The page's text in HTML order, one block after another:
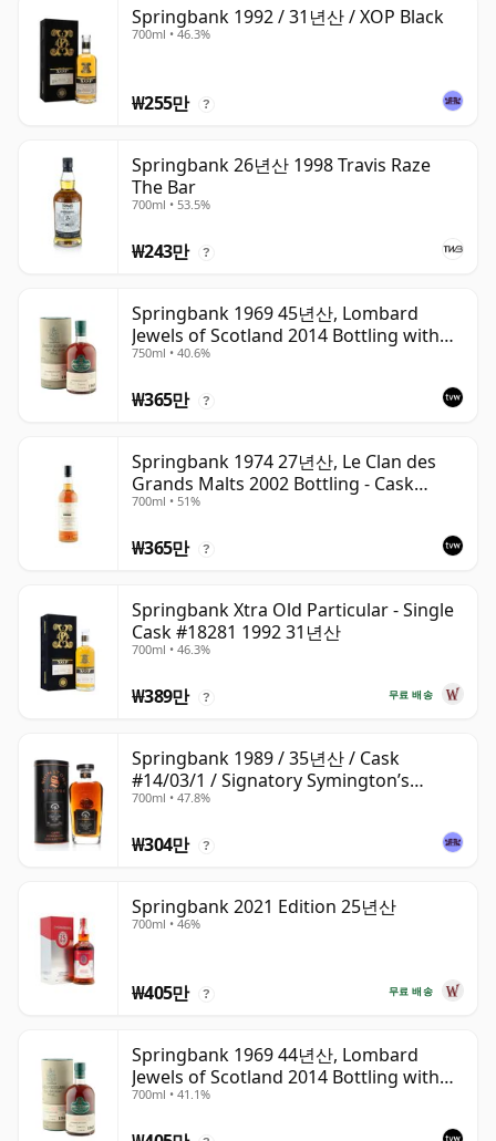
Springbank 1992 / 31년산 / XOP Black
700ml • 46.3%
₩255만 ?
Springbank 26년산 1998 Travis Raze
The Bar
700ml • 53.5%
₩243만 ?
Springbank 1969 45년산, Lombard
Jewels of Scotland 2014 Bottling with
Tube
750ml • 40.6%
₩365만 ?
Springbank 1974 27년산, Le Clan des
Grands Malts 2002 Bottling - Cask
#2284
700ml • 51%
₩365만 ?
Springbank Xtra Old Particular - Single
Cask #18281 1992 31년산
700ml • 46.3%
무료 배송
₩389만 ?
Springbank 1989 / 35년산 / Cask
#14/03/1 / Signatory Symington’s
Choice
700ml • 47.8%
₩304만 ?
Springbank 2021 Edition 25년산
700ml • 46%
무료 배송
₩405만 ?
Springbank 1969 44년산, Lombard
Jewels of Scotland 2014 Bottling with
Tube
700ml • 41.1%